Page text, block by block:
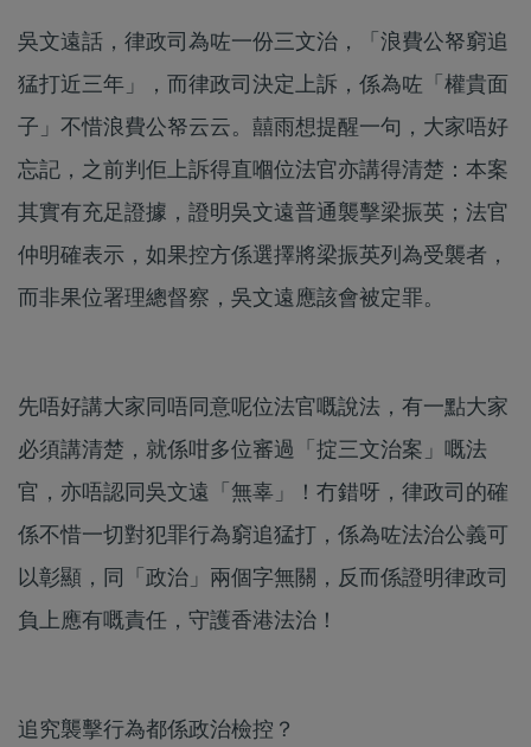
吳文遠話，律政司為咗一份三文治，「浪費公帑窮追
猛打近三年」，而律政司決定上訴，係為咗「權貴面
子」不惜浪費公帑云云。囍雨想提醒一句，大家唔好
忘記，之前判佢上訴得直嗰位法官亦講得清楚：本案
其實有充足證據，證明吳文遠普通襲擊梁振英；法官
仲明確表示，如果控方係選擇將梁振英列為受襲者，
而非果位署理總督察，吳文遠應該會被定罪。
先唔好講大家同唔同意呢位法官嘅說法，有一點大家
必須講清楚，就係咁多位審過「掟三文治案」嘅法
官，亦唔認同吳文遠「無辜」！冇錯呀，律政司的確
係不惜一切對犯罪行為窮追猛打，係為咗法治公義可
以彰顯，同「政治」兩個字無關，反而係證明律政司
負上應有嘅責任，守護香港法治！
追究襲擊行為都係政治檢控？